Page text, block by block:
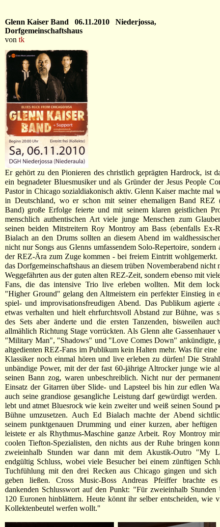
Glenn Kaiser Band 06.11.2010 Niederjossa,
Dorfgemeinschaftshaus
von tk
Er gehört zu den Pionieren des christlich geprägten Hardrock, ist
ein begnadeter Bluesmusiker und als Gründer der Jesus People
Pastor in Chicago sozialdiakonisch aktiv. Glenn Kaiser machte mal
in Deutschland, wo er schon mit seiner ehemaligen Band REZ
Band) große Erfolge feierte und mit seinem klaren geistlichen
menschlich authentischen Art viele junge Menschen zum
seinen beiden Mitstreitern Roy Montroy am Bass (ebenfalls Ex-
Bialach an den Drums sollten an diesem Abend im
nicht nur Songs aus Glenns umfassendem Solo-Repertoire, sondern
der REZ-Ära zum Zuge kommen - bei freiem Eintritt wohlgemerkt.
das Dorfgemeinschaftshaus an diesem trüben Novemberabend nicht
Weggefährten aus der guten alten REZ-Zeit, sondern ebenso mit
Fans, die das intensive Trio live erleben wollten. Mit dem
"Higher Ground" gelang den Altmeistern ein perfekter Einstieg in
spiel- und improvisationsfreudigen Abend. Das Publikum agierte
etwas verhalten und hielt ehrfurchtsvoll Abstand zur Bühne, was
des Sets aber änderte und die ersten Tanzenden, bisweilen
allmählich Richtung Stage vorrückten. Als Glenn alte Gassenhauer
"Military Man", "Shadows" und "Love Comes Down" ankündigte,
altgedienten REZ-Fans im Publikum kein Halten mehr. Was für eine
Klassiker noch einmal hören und live erleben zu dürfen! Die
unbändige Power, mit der der fast 60-jährige Altrocker junge wie
seinen Bann zog, waren unbeschreiblich. Nicht nur der
Einsatz der Gitarren über Slide- und Lapsteel bis hin zur edlen
auch seine grandiose gesangliche Leistung darf gewürdigt
lebt und atmet Bluesrock wie kein zweiter und weiß seinen Sound
Bühne umzusetzen. Auch Ed Bialach machte der Abend
seinem punktgenauen Drumming und einer kurzen, aber heftigen
leistete er als Rhythmus-Maschine ganze Arbeit. Roy Montroy
coolen Tiefton-Spezialisten, den nichts aus der Ruhe bringen
zweieinhalb Stunden war dann mit dem Akustik-Outro "My
endgültig Schluss, wobei viele Besucher bei einem zünftigen
Tuchfühlung mit den drei Recken aus Chicago gingen und sich
geben ließen. Cross Music-Boss Andreas Pfeiffer brachte
dankenden Schlusswort auf den Punkt: "Für zweieinhalb Stunden
120 Euronen hinblättern. Heute könnt ihr selber entscheiden, wie
Kollektenbeutel werfen wollt."